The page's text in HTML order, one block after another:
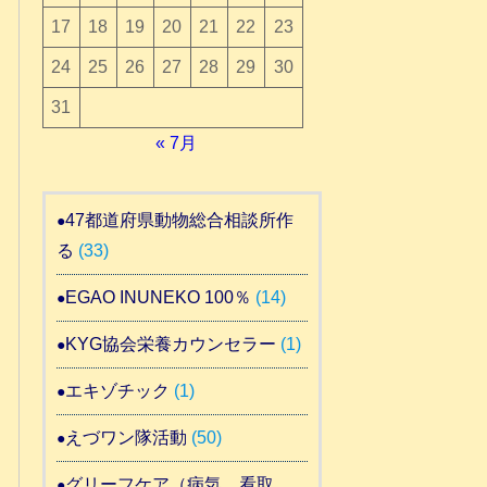
17 18 19 20 21 22 23
24 25 26 27 28 29 30
31
« 7月
47都道府県動物総合相談所作
る (33)
EGAO INUNEKO 100％ (14)
KYG協会栄養カウンセラー (1)
エキゾチック (1)
えづワン隊活動 (50)